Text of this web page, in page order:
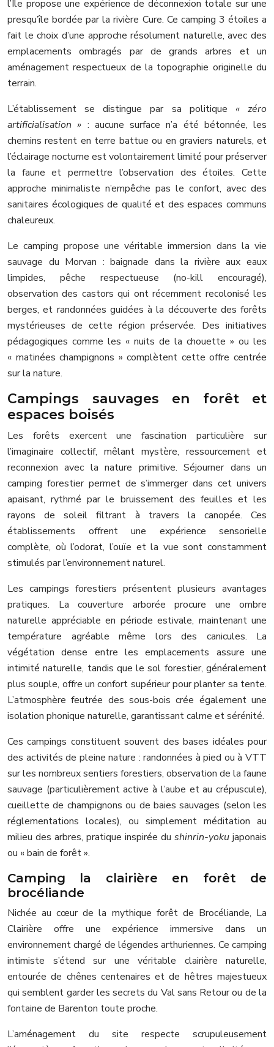
l’Île propose une expérience de déconnexion totale sur une
presqu’île bordée par la rivière Cure. Ce camping 3 étoiles a
fait le choix d’une approche résolument naturelle, avec des
emplacements ombragés par de grands arbres et un
aménagement respectueux de la topographie originelle du
terrain.
L’établissement se distingue par sa politique « zéro
artificialisation » : aucune surface n’a été bétonnée, les
chemins restent en terre battue ou en graviers naturels, et
l’éclairage nocturne est volontairement limité pour préserver
la faune et permettre l’observation des étoiles. Cette
approche minimaliste n’empêche pas le confort, avec des
sanitaires écologiques de qualité et des espaces communs
chaleureux.
Le camping propose une véritable immersion dans la vie
sauvage du Morvan : baignade dans la rivière aux eaux
limpides, pêche respectueuse (no-kill encouragé),
observation des castors qui ont récemment recolonisé les
berges, et randonnées guidées à la découverte des forêts
mystérieuses de cette région préservée. Des initiatives
pédagogiques comme les « nuits de la chouette » ou les
« matinées champignons » complètent cette offre centrée
sur la nature.
Campings sauvages en forêt et
espaces boisés
Les forêts exercent une fascination particulière sur
l’imaginaire collectif, mêlant mystère, ressourcement et
reconnexion avec la nature primitive. Séjourner dans un
camping forestier permet de s’immerger dans cet univers
apaisant, rythmé par le bruissement des feuilles et les
rayons de soleil filtrant à travers la canopée. Ces
établissements offrent une expérience sensorielle
complète, où l’odorat, l’ouïe et la vue sont constamment
stimulés par l’environnement naturel.
Les campings forestiers présentent plusieurs avantages
pratiques. La couverture arborée procure une ombre
naturelle appréciable en période estivale, maintenant une
température agréable même lors des canicules. La
végétation dense entre les emplacements assure une
intimité naturelle, tandis que le sol forestier, généralement
plus souple, offre un confort supérieur pour planter sa tente.
L’atmosphère feutrée des sous-bois crée également une
isolation phonique naturelle, garantissant calme et sérénité.
Ces campings constituent souvent des bases idéales pour
des activités de pleine nature : randonnées à pied ou à VTT
sur les nombreux sentiers forestiers, observation de la faune
sauvage (particulièrement active à l’aube et au crépuscule),
cueillette de champignons ou de baies sauvages (selon les
réglementations locales), ou simplement méditation au
milieu des arbres, pratique inspirée du shinrin-yoku japonais
ou « bain de forêt ».
Camping la clairière en forêt de
brocéliande
Nichée au cœur de la mythique forêt de Brocéliande, La
Clairière offre une expérience immersive dans un
environnement chargé de légendes arthuriennes. Ce camping
intimiste s’étend sur une véritable clairière naturelle,
entourée de chênes centenaires et de hêtres majestueux
qui semblent garder les secrets du Val sans Retour ou de la
fontaine de Barenton toute proche.
L’aménagement du site respecte scrupuleusement